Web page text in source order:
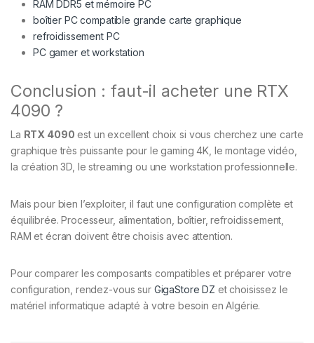
RAM DDR5 et mémoire PC
boîtier PC compatible grande carte graphique
refroidissement PC
PC gamer et workstation
Conclusion : faut-il acheter une RTX
4090 ?
La RTX 4090 est un excellent choix si vous cherchez une carte
graphique très puissante pour le gaming 4K, le montage vidéo,
la création 3D, le streaming ou une workstation professionnelle.
Mais pour bien l’exploiter, il faut une configuration complète et
équilibrée. Processeur, alimentation, boîtier, refroidissement,
RAM et écran doivent être choisis avec attention.
Pour comparer les composants compatibles et préparer votre
configuration, rendez-vous sur GigaStore DZ et choisissez le
matériel informatique adapté à votre besoin en Algérie.